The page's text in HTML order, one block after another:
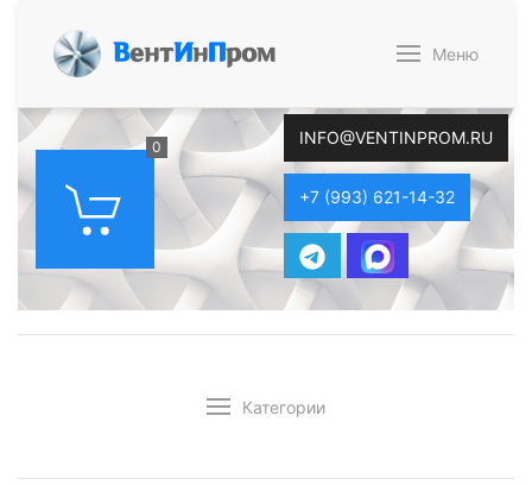
ВентИнПром Меню
0 INFO@VENTINPROM.RU
+7 (993) 621-14-32
Категории